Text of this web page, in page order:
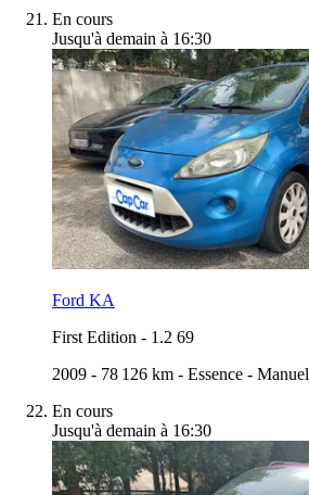
En cours
Jusqu'à demain à 16:30
Ford KA
First Edition - 1.2 69
2009 - 78 126 km - Essence - Manuel
En cours
Jusqu'à demain à 16:30